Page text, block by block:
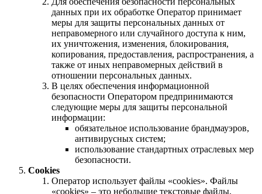
данных при их обработке Оператор принимает
меры для защиты персональных данных от
неправомерного или случайного доступа к ним,
их уничтожения, изменения, блокирования,
копирования, предоставления, распространения, а
также от иных неправомерных действий в
отношении персональных данных.
В целях обеспечения информационной
безопасности Оператором предпринимаются
следующие меры для защиты персональной
информации:
обязательное использование брандмауэров,
антивирусных систем;
использование стандартных отраслевых мер
безопасности.
Cookies
Оператор использует файлы «cookies». Файлы
«cookies» – это небольшие текстовые файлы,